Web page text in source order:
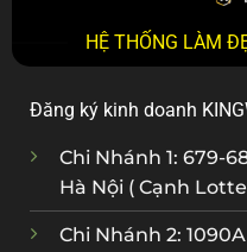
HỆ THỐNG LÀM
Đăng ký kinh doanh
Chi Nhánh 1: 679-
Hà Nội ( Cạnh
Chi Nhánh 2: